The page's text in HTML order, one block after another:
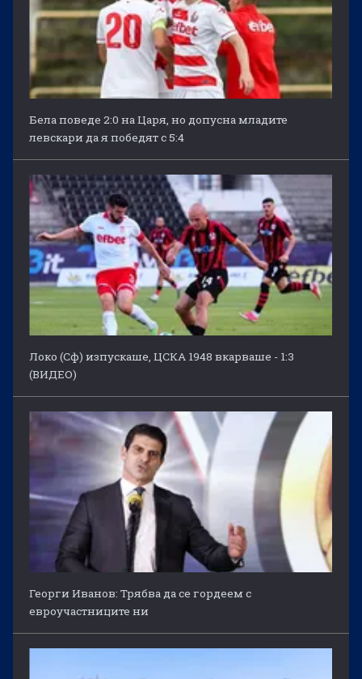
Бела поведе 2:0 на Царя, но допусна младите
левскари да я победят с 5:4
Локо (Сф) изпускаше, ЦСКА 1948 вкарваше - 1:3
(ВИДЕО)
Георги Иванов: Трябва да се гордеем с
евроучастниците ни